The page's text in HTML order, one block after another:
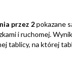
przez 2pokazane
i ruchomej.
tablicy, na której